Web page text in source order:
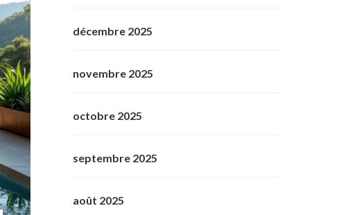
décembre 2025
novembre 2025
octobre 2025
septembre 2025
août 2025